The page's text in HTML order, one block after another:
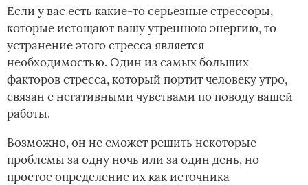
Если у вас есть какие-то серьезные стрессоры,
которые истощают вашу утреннюю энергию, то
устранение этого стресса является
необходимостью. Один из самых больших
факторов стресса, который портит человеку утро,
связан с негативными чувствами по поводу вашей
работы.
Возможно, он не сможет решить некоторые
проблемы за одну ночь или за один день, но
простое определение их как источника